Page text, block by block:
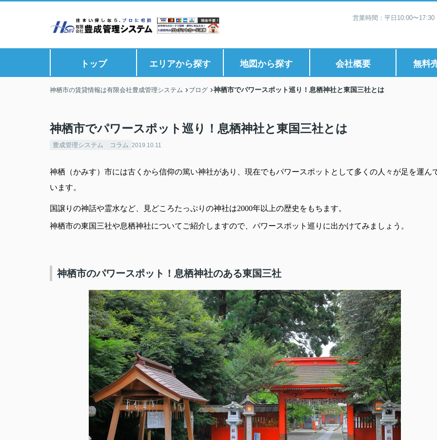
営業時間：平日10:00〜
トップ エリアから探す 地図から探す 会社概要 無料
神栖市の賃貸情報は有限会社豊成管理システム ブログ 神栖市でパワースポット巡り！息栖神社と東国三社とは
神栖市でパワースポット巡り！息栖神社と東国三社とは
豊成管理システム コラム 2019.10.11
神栖（かみす）市には古くから信仰の篤い神社があり、現在でもパワースポットとして多くの人々が足を運ん
います。
国譲りの神話や霊水など、見どころたっぷりの神社は2000年以上の歴史をもちます。
神栖市の東国三社や息栖神社についてご紹介しますので、パワースポット巡りに出かけてみましょう。
神栖市のパワースポット！息栖神社のある東国三社